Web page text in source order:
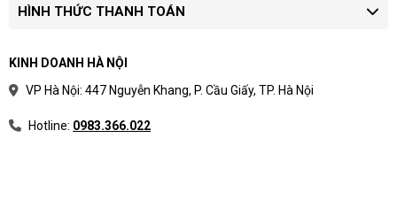
HÌNH THỨC THANH TOÁN
KINH DOANH HÀ NỘI
VP Hà Nội: 447 Nguyễn Khang, P. Cầu Giấy, TP. Hà Nội
Hotline: 0983.366.022